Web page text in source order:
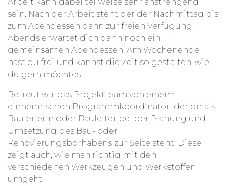
sein. Nach der Arbeit steht der der Nachmittag bis
zum Abendessen dann zur freien Verfügung.
Abends erwartet dich dann noch ein
gemeinsamen Abendessen. Am Wochenende
hast du frei und kannst die Zeit so gestalten, wie
du gern möchtest.
Betreut wir das Projektteam von einem
einheimischen Programmkoordinator, der dir als
Bauleiterin oder Bauleiter bei der Planung und
Umsetzung des Bau- oder
Renovierungsborhabens zur Seite steht. Diese
zeigt auch, wie man richtig mit den
verschiedenen Werkzeugen und Werkstoffen
umgeht.